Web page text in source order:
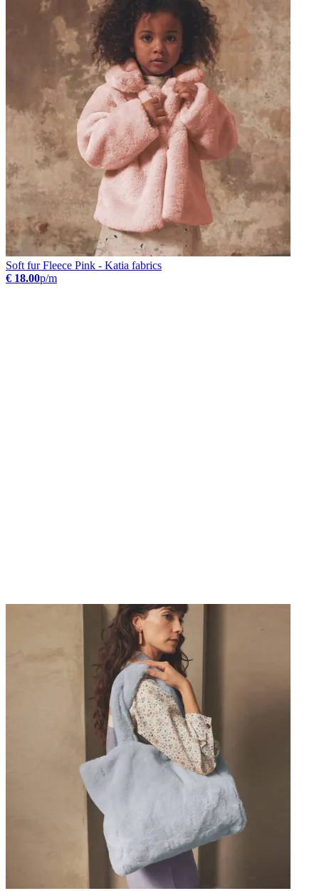
Soft fur Fleece Pink - Katia fabrics
€ 18.00p/m